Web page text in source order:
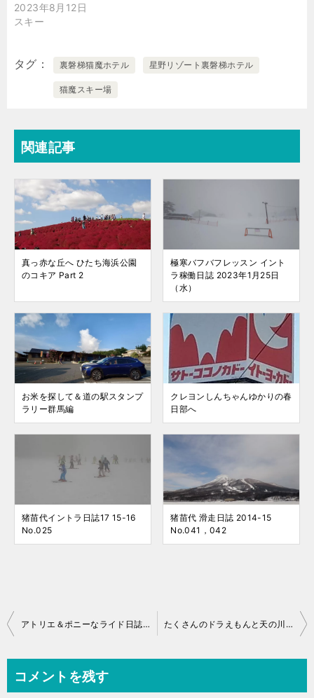
2023年8月12日
スキー
タグ 裏磐梯猫魔ホテル 星野リゾート裏磐梯ホテル
猫魔スキー場
関連記事
真っ赤な丘へ ひたち海浜公園
のコキア Part 2
極寒バフバフレッスン イント
ラ稼働日誌 2023年1月25日
（水）
お米を探して＆道の駅スタンプ
ラリー群馬編
クレヨンしんちゃんゆかりの春
日部へ
猪苗代イントラ日誌17 15-16
No.025
猪苗代 滑走日誌 2014-15
No.041，042
投
ビ
アトリエ＆ポニーなライド日誌 No.010 たくさんのドラえもんと天の川（テレビ朝日夏祭り2015）
コメントを残す